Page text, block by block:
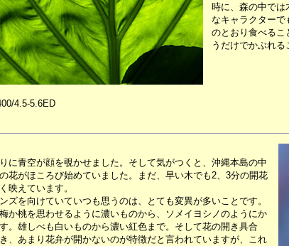
4.5-5.6ED
時に、森の中では
なキャラクターで
のとおり食べるこ
うだけでかぶれる
に青空が顔を覗かせました。そして気がつくと、沖縄本島の中
花がほころび始めていました。まだ、早い木でも2、3分の開花
映えています。
を向けていていつも思うのは、とても変異が多いことです。
か桃を思わせるように濃いものから、ソメイヨシノのようにか
。雄しべも白いものから濃い紅色まで。そして花の開き具合
、あまり花弁が開かないのが特徴だと言われていますが、これ